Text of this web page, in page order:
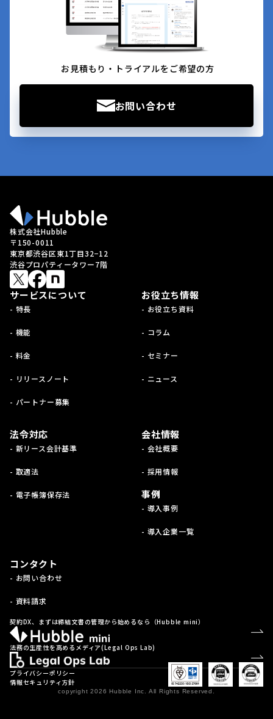
お見積もり・トライアルをご希望の方
お問い合わせ
株式会社Hubble
〒150-0011
東京都渋谷区東1丁目32−12
渋谷プロパティータワー7階
サービスについて
- 特長
- 機能
- 料金
- リリースノート
- パートナー募集
お役立ち情報
- お役立ち資料
- コラム
- セミナー
- ニュース
法令対応
- 新リース会計基準
- 取適法
- 電子帳簿保存法
会社情報
- 会社概要
- 採用情報
事例
- 導入事例
- 導入企業一覧
コンタクト
- お問い合わせ
- 資料請求
契約DX、まずは締結文書の管理から始めるなら（Hubble mini）
法務の生産性を高めるメディア(Legal Ops Lab)
copyright 2026 Hubble Inc. All Rights Reserved.
プライバシーポリシー
情報セキュリティ方針